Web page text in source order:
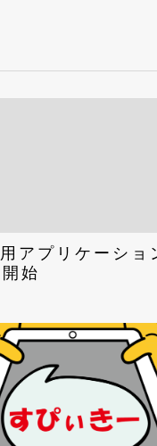
アプリケーショ
始